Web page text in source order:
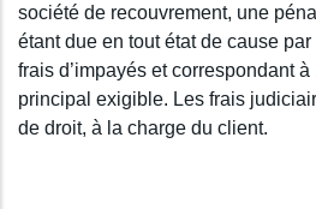
société de recouvrement, une
étant due en tout état de cause
frais d’impayés et correspondant
principal exigible. Les frais
de droit, à la charge du client.